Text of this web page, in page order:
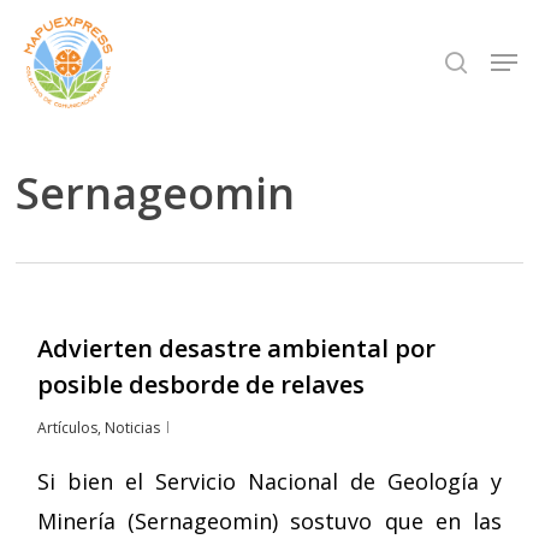
Skip
main
search
Sernageomin
Advierten desastre ambiental por
posible desborde de relaves
Artículos, Noticias
Si bien el Servicio Nacional de Geología y
Minería (Sernageomin) sostuvo que en las
Close